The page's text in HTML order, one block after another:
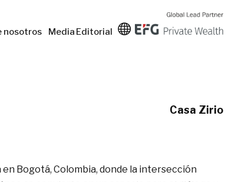
nosotros Media Editorial
Casa Zirio
Bogotá, Colombia, donde la intersección